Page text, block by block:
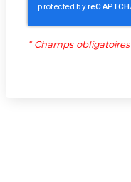
*Champs obligatoires